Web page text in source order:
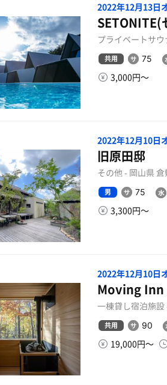
2022年12月13日
SETONITE(
プライベートサ
共用 75
3,000円〜
2022年12月10日
旧原田邸
その他 - 岡山県
男 75
3,300円〜
2022年12月10日
Moving Inn
一棟貸し宿泊施
共用 90
19,000円〜